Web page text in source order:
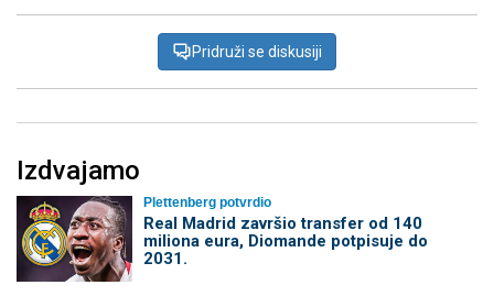
Pridruži se diskusiji
Izdvajamo
Plettenberg potvrdio
Real Madrid završio transfer od 140
miliona eura, Diomande potpisuje do
2031.